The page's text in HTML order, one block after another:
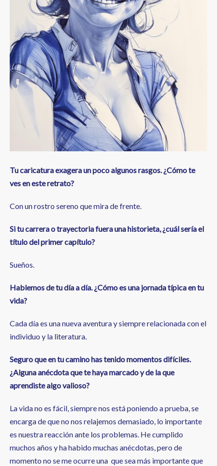
Tu caricatura exagera un poco algunos rasgos. ¿Cómo te
ves en este retrato?
Con un rostro sereno que mira de frente.
Si tu carrera o trayectoria fuera una historieta, ¿cuál sería el
título del primer capítulo?
Sueños.
Hablemos de tu día a día. ¿Cómo es una jornada típica en tu
vida?
Cada día es una nueva aventura y siempre relacionada con el
individuo y la literatura.
Seguro que en tu camino has tenido momentos difíciles.
¿Alguna anécdota que te haya marcado y de la que
aprendiste algo valioso?
La vida no es fácil, siempre nos está poniendo a prueba, se
encarga de que no nos relajemos demasiado, lo importante
es nuestra reacción ante los problemas. He cumplido
muchos años y ha habido muchas anécdotas, pero de
momento no se me ocurre una que sea más importante que